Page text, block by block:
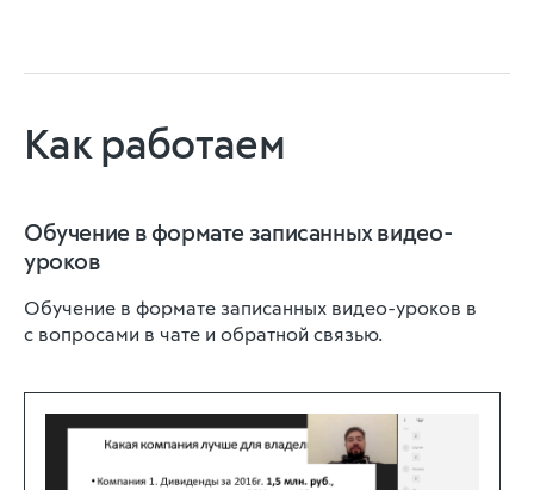
Как работаем
Обучение в формате записанных видео-
уроков
Обучение в формате записанных видео-уроков в
с вопросами в чате и обратной связью.